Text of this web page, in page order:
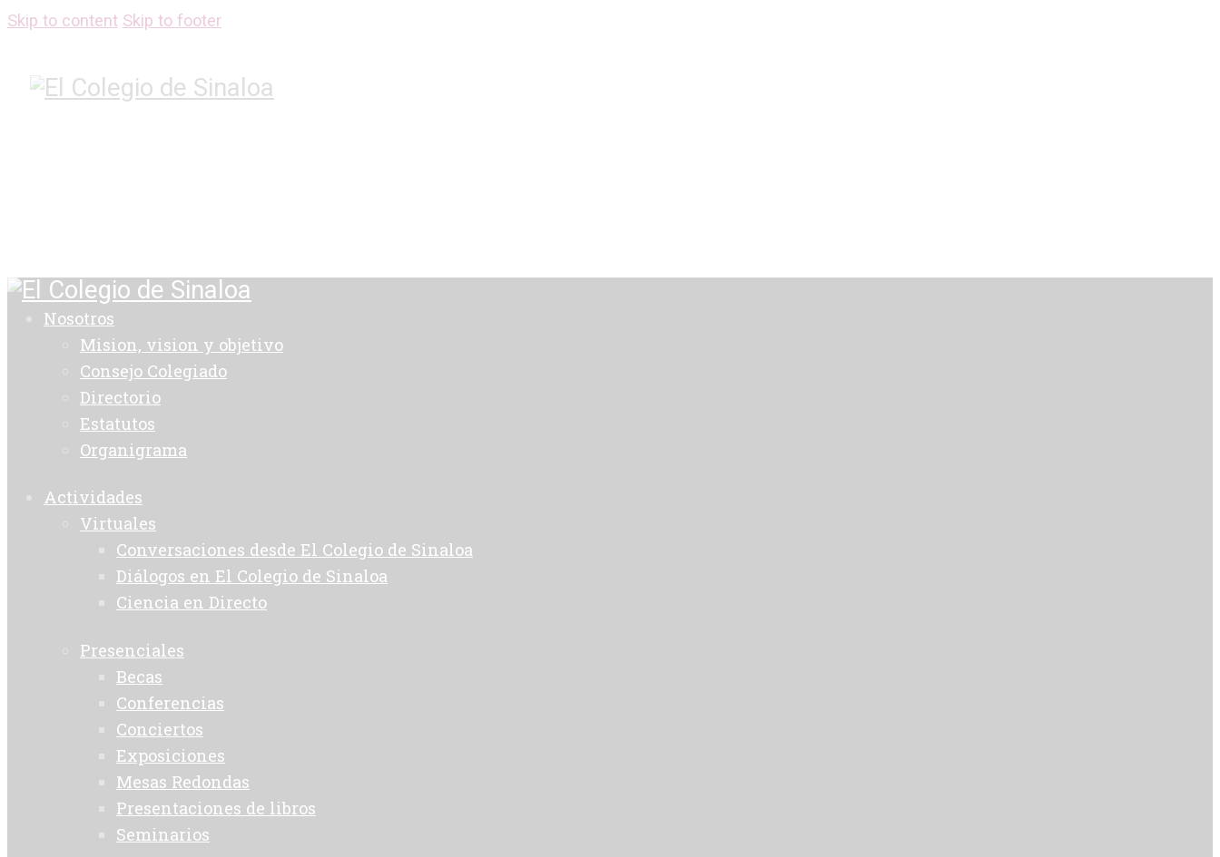
Skip to content Skip to footer
Nosotros
Mision, vision y objetivo
Consejo Colegiado
Directorio
Estatutos
Organigrama
Actividades
Virtuales
Conversaciones desde El Colegio de Sinaloa
Diálogos en El Colegio de Sinaloa
Ciencia en Directo
Presenciales
Becas
Conferencias
Conciertos
Exposiciones
Mesas Redondas
Presentaciones de libros
Seminarios